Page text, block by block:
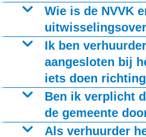
In de
webportal zijn. Geef
Omdat er
overeenkomst met u als
gegevens en de
de privacywetgeving (de
De gemeente mag
Wie is de NVVK
De NVVK is de
zijn gemeenten,
opdracht van gemeenten.
vakmanschap van de
De NVVK faciliteerde het
bijbehorende
Ik ben
aangesloten bij
iets doen
U bent als verhuurder
huurachterstanden moet
aansluiten bij het Landelijk
Ben ik verplicht
de gemeente
Ja. De verhuurder is
Als verhuurder